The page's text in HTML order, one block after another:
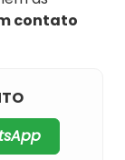
contato